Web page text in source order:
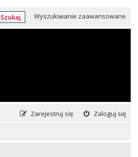
Szukaj Wyszukiwanie zaawansowane
Zaloguj się
Zarejestruj się